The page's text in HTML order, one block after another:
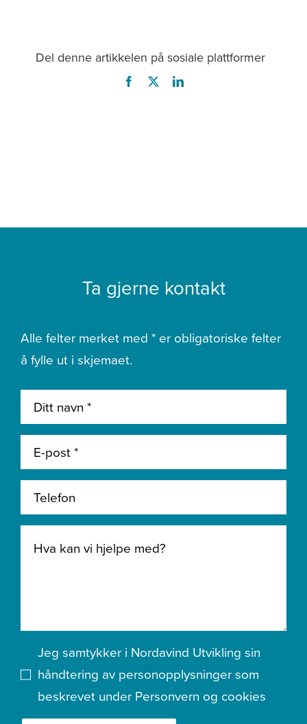
Del denne artikkelen på sosiale plattformer
Ta gjerne kontakt
Alle felter merket med * er obligatoriske felter
å fylle ut i skjemaet.
Jeg samtykker i Nordavind Utvikling sin
håndtering av personopplysninger som
beskrevet under Personvern og cookies